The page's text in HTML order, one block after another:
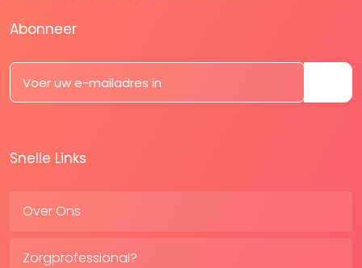
Abonneer
Snelle Links
Over Ons
Zorgprofessional?